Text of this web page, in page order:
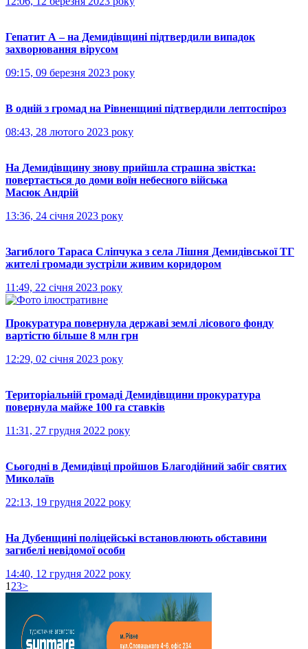
Гепатит А – на Демидівщині підтвердили випадок
захворювання вірусом
09:15, 09 березня 2023 року
В одній з громад на Рівненщині підтвердили лептоспіроз
08:43, 28 лютого 2023 року
На Демидівщину знову прийшла страшна звістка:
повертається до доми воїн небесного війська
Масюк Андрій
13:36, 24 січня 2023 року
Загиблого Тараса Сліпчука з села Лішня Демидівської ТГ
жителі громади зустріли живим коридором
11:49, 22 січня 2023 року
Прокуратура повернула державі землі лісового фонду
вартістю більше 8 млн грн
12:29, 02 січня 2023 року
Територіальній громаді Демидівщини прокуратура
повернула майже 100 га ставків
11:31, 27 грудня 2022 року
Сьогодні в Демидівці пройшов Благодійний забіг святих
Миколаїв
22:13, 19 грудня 2022 року
На Дубенщині поліцейські встановлюють обставини
загибелі невідомої особи
14:40, 12 грудня 2022 року
1 23>